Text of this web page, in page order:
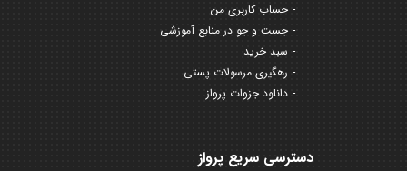
حساب کاربری من
جست و جو در منابع آموزشی
سبد خرید
رهگیری مرسولات پستی
دانلود جزوات پرواز
دسترسی سریع پرواز